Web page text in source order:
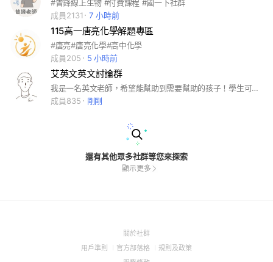
#曾鋒線上生物 #付費課程 #國一下社群
成員2131
7 小時前
115高一唐亮化學解題專區
#唐亮#唐亮化學#高中化學
成員205
5 小時前
艾英文英文討論群
我是一名英文老師，希望能幫助到需要幫助的孩子！學生可以拿任何英文相關的題目來詢問外，Eric老師也會不定期的放相關的學習資訊！透過教學相長的方式，讓學生與老師之間一起成長！
成員835
剛剛
還有其他眾多社群等您來探索
顯示更多
關於社群(Open
用戶準則
(Open
官方部落格
(Open
規則及政策(Open